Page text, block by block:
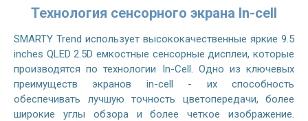
Технология сенсорного экрана In-cell
SMARTY Trend использует высококачественные яркие 9.5
inches QLED 2.5D емкостные сенсорные дисплеи, которые
производятся по технологии In-Cell. Одно из ключевых
преимуществ экранов in-cell - их способность
обеспечивать лучшую точность цветопередачи, более
широкие углы обзора и более четкое изображение.